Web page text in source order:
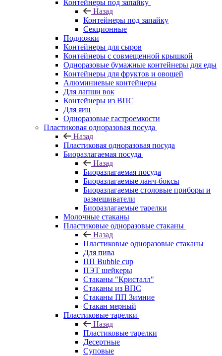
Контейнеры под запайку
Назад
Контейнеры под запайку
Секционные
Подложки
Контейнеры для сыров
Контейнеры с совмещенной крышкой
Одноразовые бумажные контейнеры для еды
Контейнеры для фруктов и овощей
Алюминиевые контейнеры
Для лапши вок
Контейнеры из ВПС
Для яиц
Одноразовые гастроемкости
Пластиковая одноразовая посуда
Назад
Пластиковая одноразовая посуда
Биоразлагаемая посуда
Назад
Биоразлагаемая посуда
Биоразлагаемые ланч-боксы
Биоразлагаемые столовые приборы и
размешиватели
Биоразлагаемые тарелки
Молочные стаканы
Пластиковые одноразовые стаканы
Назад
Пластиковые одноразовые стаканы
Для пива
ПП Bubble cup
ПЭТ шейкеры
Стаканы "Кристалл"
Стаканы из ВПС
Стаканы ПП Зимние
Стакан мерный
Пластиковые тарелки
Назад
Пластиковые тарелки
Десертные
Суповые